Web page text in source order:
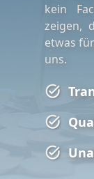
kein
zeigen,
etwas
uns.